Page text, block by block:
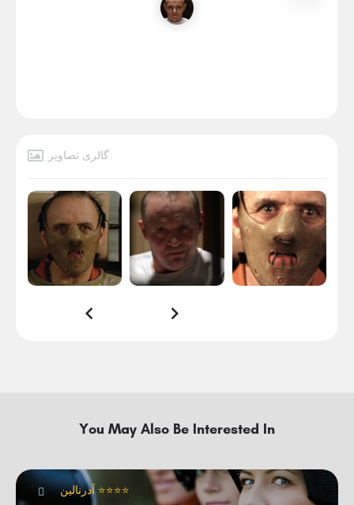
گالری تصاویر
You May Also Be Interested In
آدرنالین ⭐⭐⭐⭐